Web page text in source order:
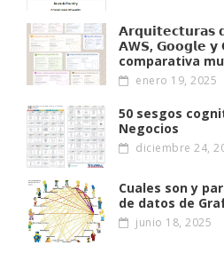
𝗔W𝗦, 𝗚𝗼𝗼𝗴𝗹𝗲 𝘆
comparativa
enero 19, 2025
50 sesgos
Negocios
diciembre 24,
Cuales son y
de datos de
junio 18, 2025